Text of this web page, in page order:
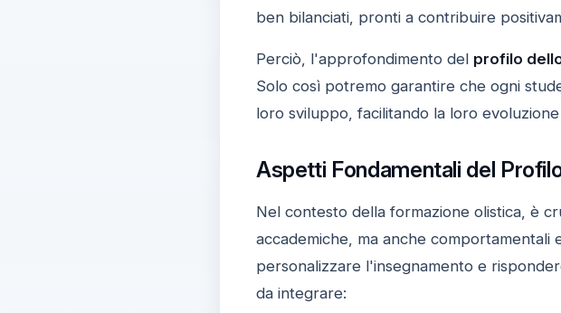
ben bilanciati, pronti a contribuire
Perciò, l'approfondimento del profilo
Solo così potremo garantire che ogni
loro sviluppo, facilitando la loro
Aspetti Fondamentali del
Nel contesto della formazione olistica, è
accademiche, ma anche
personalizzare l'insegnamento e
da integrare: